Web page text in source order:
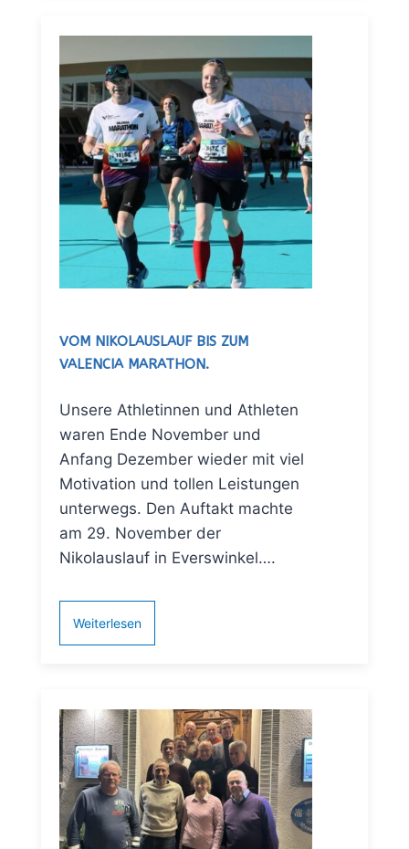
VOM NIKOLAUSLAUF BIS ZUM
VALENCIA MARATHON.
Unsere Athletinnen und Athleten
waren Ende November und
Anfang Dezember wieder mit viel
Motivation und tollen Leistungen
unterwegs. Den Auftakt machte
am 29. November der
Nikolauslauf in Everswinkel….
Weiterlesen